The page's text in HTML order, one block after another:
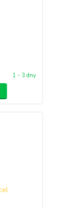
1 - 3 dny